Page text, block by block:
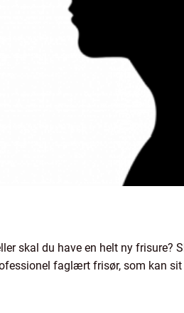
skal du have en helt ny frisure?
faglært frisør, som kan